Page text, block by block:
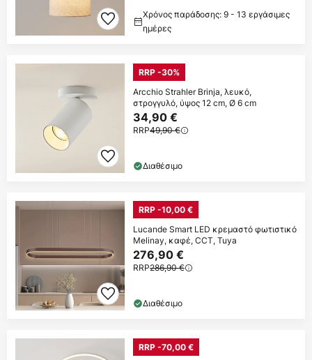
Χρόνος παράδοσης: 9 - 13 εργάσιμες
ημέρες
RRP -30%
Arcchio Strahler Brinja, λευκό,
στρογγυλό, ύψος 12 cm, Ø 6 cm
34,90 €
RRP49,90 €
Διαθέσιμο
RRP -10,00 €
Lucande Smart LED κρεμαστό φωτιστικό
Melinay, καφέ, CCT, Tuya
276,90 €
RRP286,90 €
Διαθέσιμο
RRP -70,00 €